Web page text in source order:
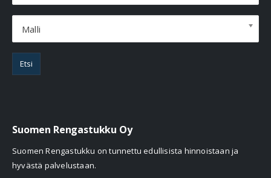
Malli
Etsi
Suomen Rengastukku Oy
Suomen Rengastukku on tunnettu edullisista hinnoistaan ja
hyvästä palvelustaan.